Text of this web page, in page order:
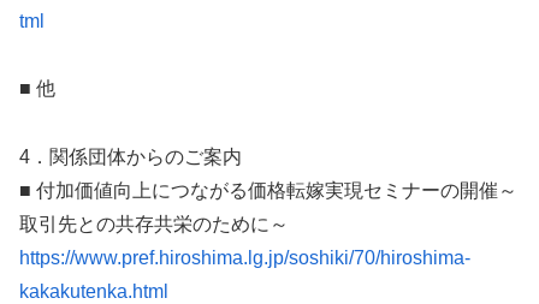
tml
■ 他
4．関係団体からのご案内
■ 付加価値向上につながる価格転嫁実現セミナーの開催～
取引先との共存共栄のために～
https://www.pref.hiroshima.lg.jp/soshiki/70/hiroshima-
kakakutenka.html